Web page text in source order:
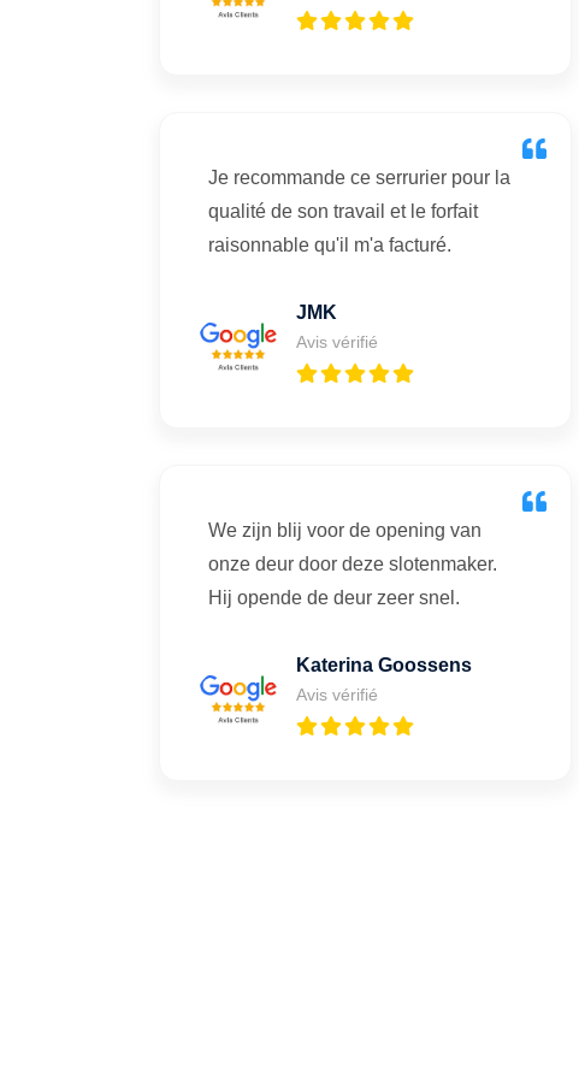
Je recommande ce serrurier pour la
qualité de son travail et le forfait
raisonnable qu'il m'a facturé.
JMK
Avis vérifié
We zijn blij voor de opening van
onze deur door deze slotenmaker.
Hij opende de deur zeer snel.
Katerina Goossens
Avis vérifié